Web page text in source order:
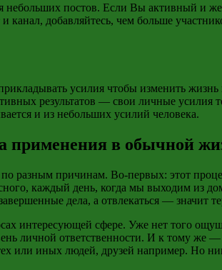
небольших постов. Если Вы активный и
добавляйтесь, чем больше
усилия чтобы изменить
результатов — свои личные
и из небольших усилий человека.
применения в обычной
разным причинам. Во-первых: этот
каждый день, когда мы выходим из
дела, а отвлекаться — значит
интересующей сфере. Уже нет того
личной ответственности. И к тому же —
или иных людей, друзей например. Но